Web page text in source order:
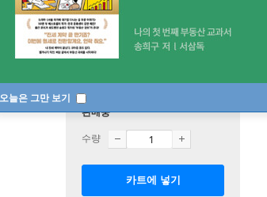
오늘은 그만 보기
판매중
수량
카트에 넣기